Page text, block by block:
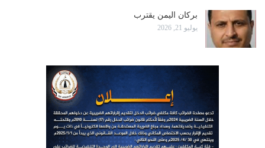
بركان اليمن يقترب
يوليو 21, 2026